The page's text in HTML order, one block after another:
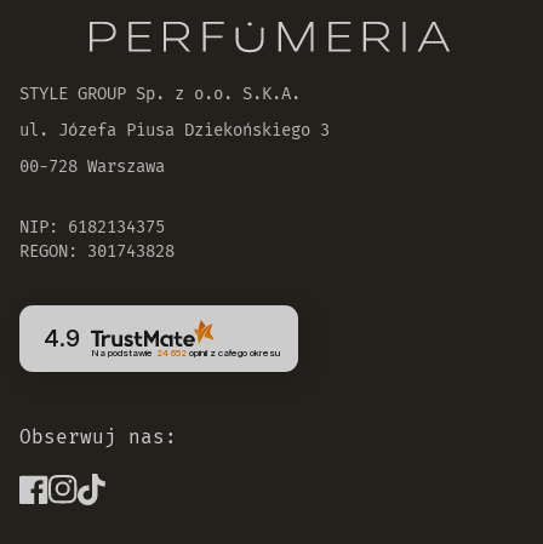
30 dni na zwrot zamówienia
STYLE GROUP Sp. z o.o. S.K.A.
ul. Józefa Piusa Dziekońskiego 3
00-728 Warszawa
NIP: 6182134375
REGON: 301743828
4.9
Na podstawie 24 652opinii z całego okresu
Obserwuj nas: